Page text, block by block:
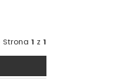
Strona 1 z 1